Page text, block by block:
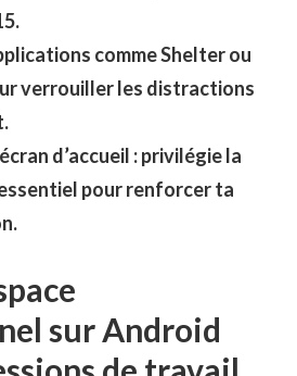
comme Shelter ou
verrouiller les distractions
d’accueil : privilégie la
pour renforcer ta
sur Android